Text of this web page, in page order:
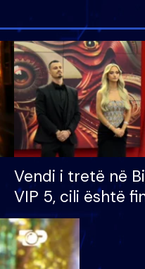
Vendi i tretë në
VIP 5, cili është
radhës që lë